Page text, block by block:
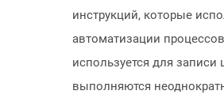
инструкций, которые
автоматизации
используется для записи
выполняются